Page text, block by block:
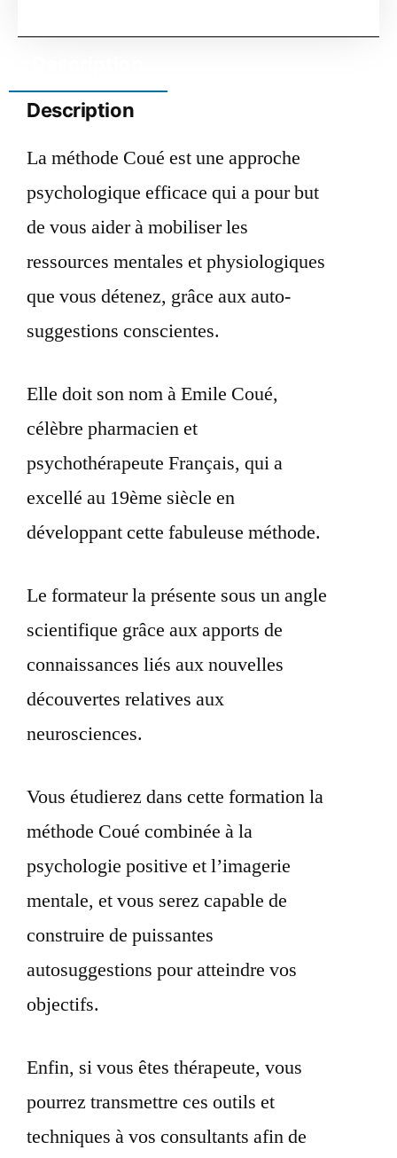
Description
La méthode Coué est une approche
psychologique efficace qui a pour but
de vous aider à mobiliser les
ressources mentales et physiologiques
que vous détenez, grâce aux auto-
suggestions conscientes.
Elle doit son nom à Emile Coué,
célèbre pharmacien et
psychothérapeute Français, qui a
excellé au 19ème siècle en
développant cette fabuleuse méthode.
Le formateur la présente sous un angle
scientifique grâce aux apports de
connaissances liés aux nouvelles
découvertes relatives aux
neurosciences.
Vous étudierez dans cette formation la
méthode Coué combinée à la
psychologie positive et l’imagerie
mentale, et vous serez capable de
construire de puissantes
autosuggestions pour atteindre vos
objectifs.
Enfin, si vous êtes thérapeute, vous
pourrez transmettre ces outils et
techniques à vos consultants afin de